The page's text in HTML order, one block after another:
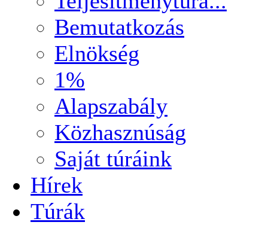
Bemutatkozás
Elnökség
1%
Alapszabály
Közhasznúság
Saját túráink
Hírek
Túrák